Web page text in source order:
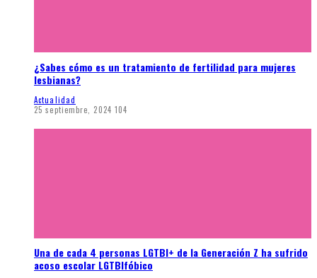
¿Sabes cómo es un tratamiento de fertilidad para mujeres
lesbianas?
Actualidad
25 septiembre, 2024 104
Una de cada 4 personas LGTBI+ de la Generación Z ha sufrido
acoso escolar LGTBIfóbico